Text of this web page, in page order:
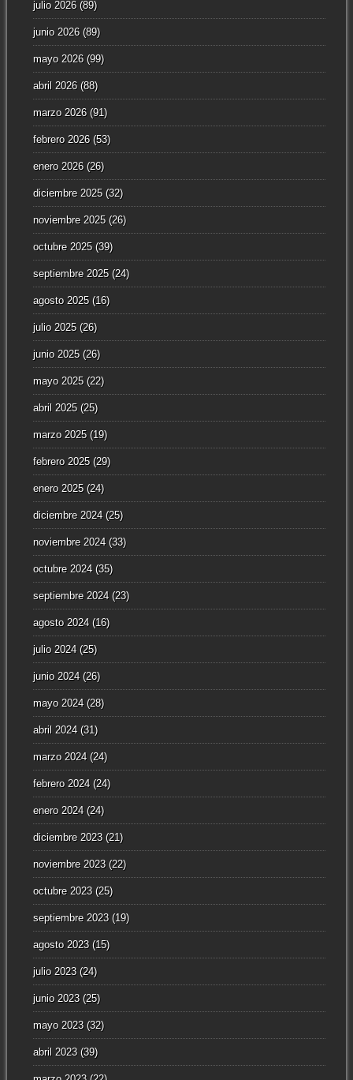
julio 2026(89)
junio 2026(89)
mayo 2026(99)
abril 2026(88)
marzo 2026(91)
febrero 2026(53)
enero 2026(26)
diciembre 2025(32)
noviembre 2025(26)
octubre 2025(39)
septiembre 2025(24)
agosto 2025(16)
julio 2025(26)
junio 2025(26)
mayo 2025(22)
abril 2025(25)
marzo 2025(19)
febrero 2025(29)
enero 2025(24)
diciembre 2024(25)
noviembre 2024(33)
octubre 2024(35)
septiembre 2024(23)
agosto 2024(16)
julio 2024(25)
junio 2024(26)
mayo 2024(28)
abril 2024(31)
marzo 2024(24)
febrero 2024(24)
enero 2024(24)
diciembre 2023(21)
noviembre 2023(22)
octubre 2023(25)
septiembre 2023(19)
agosto 2023(15)
julio 2023(24)
junio 2023(25)
mayo 2023(32)
abril 2023(39)